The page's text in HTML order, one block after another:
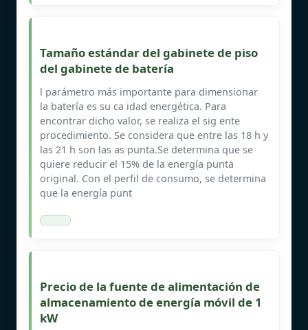
Tamaño estándar del gabinete de piso
del gabinete de batería
l parámetro más importante para dimensionar
la batería es su ca idad energética. Para
encontrar dicho valor, se realiza el sig ente
procedimiento. Se considera que entre las 18 h y
las 21 h son las as punta.Se determina que se
quiere reducir el 15% de la energía punta
original. Con el perfil de consumo, se determina
que la energía punt
Precio de la fuente de alimentación de
almacenamiento de energía móvil de 1
kW